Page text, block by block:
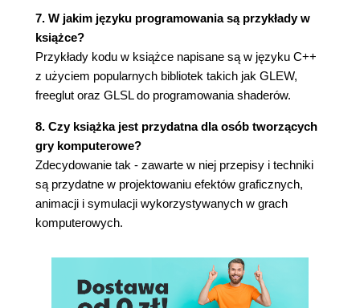
Wczytywanie modeli OBJ przy użyciu buforów z
przeplotem (166)
Wczytywanie modeli w formacie EZMesh (171)
Implementacja prostego systemu
cząsteczkowego (178)
GPU (189)
Wstęp (189)
Implementacja przezroczystości techniką peelingu
jednokierunkowego (190)
Implementacja przezroczystości techniką peelingu
Implementacja okluzji otoczenia w przestrzeni
ekranu (SSAO) (203)
Implementacja metody harmonik sferycznych w
7. W jakim języku programowania są przykłady w
książce?
Przykłady kodu w książce napisane są w języku C++
z użyciem popularnych bibliotek takich jak GLEW,
freeglut oraz GLSL do programowania shaderów.
8. Czy książka jest przydatna dla osób tworzących
gry komputerowe?
Zdecydowanie tak - zawarte w niej przepisy i techniki
są przydatne w projektowaniu efektów graficznych,
animacji i symulacji wykorzystywanych w grach
komputerowych.